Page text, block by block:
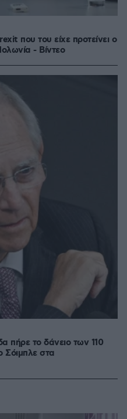
που του είχε προτείνει ο
- Βίντεο
πήρε το δάνειο των 110
στα